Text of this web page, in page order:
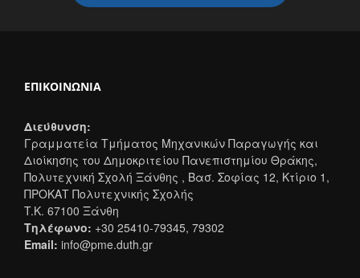
ΕΠΙΚΟΙΝΩΝΊΑ
Διεύθυνση:
Γραμματεία Τμήματος Μηχανικών Παραγωγής και
Διοίκησης του Δημοκριτείου Πανεπιστημίου Θράκης,
Πολυτεχνική Σχολή Ξάνθης , Βασ. Σοφίας 12, Κτίριο 1,
ΠΡΟΚΑΤ Πολυτεχνικής Σχολής
T.K. 67100 Ξάνθη
Τηλέφωνο: +30 25410-79345, 79302
Email: info@pme.duth.gr